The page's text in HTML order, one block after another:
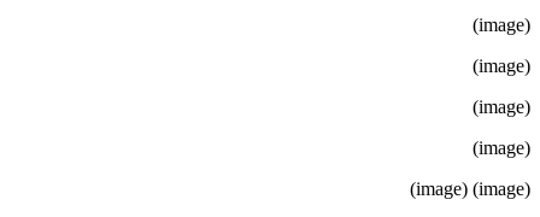
(image)
(image)
(image)
(image)
(image) (image)